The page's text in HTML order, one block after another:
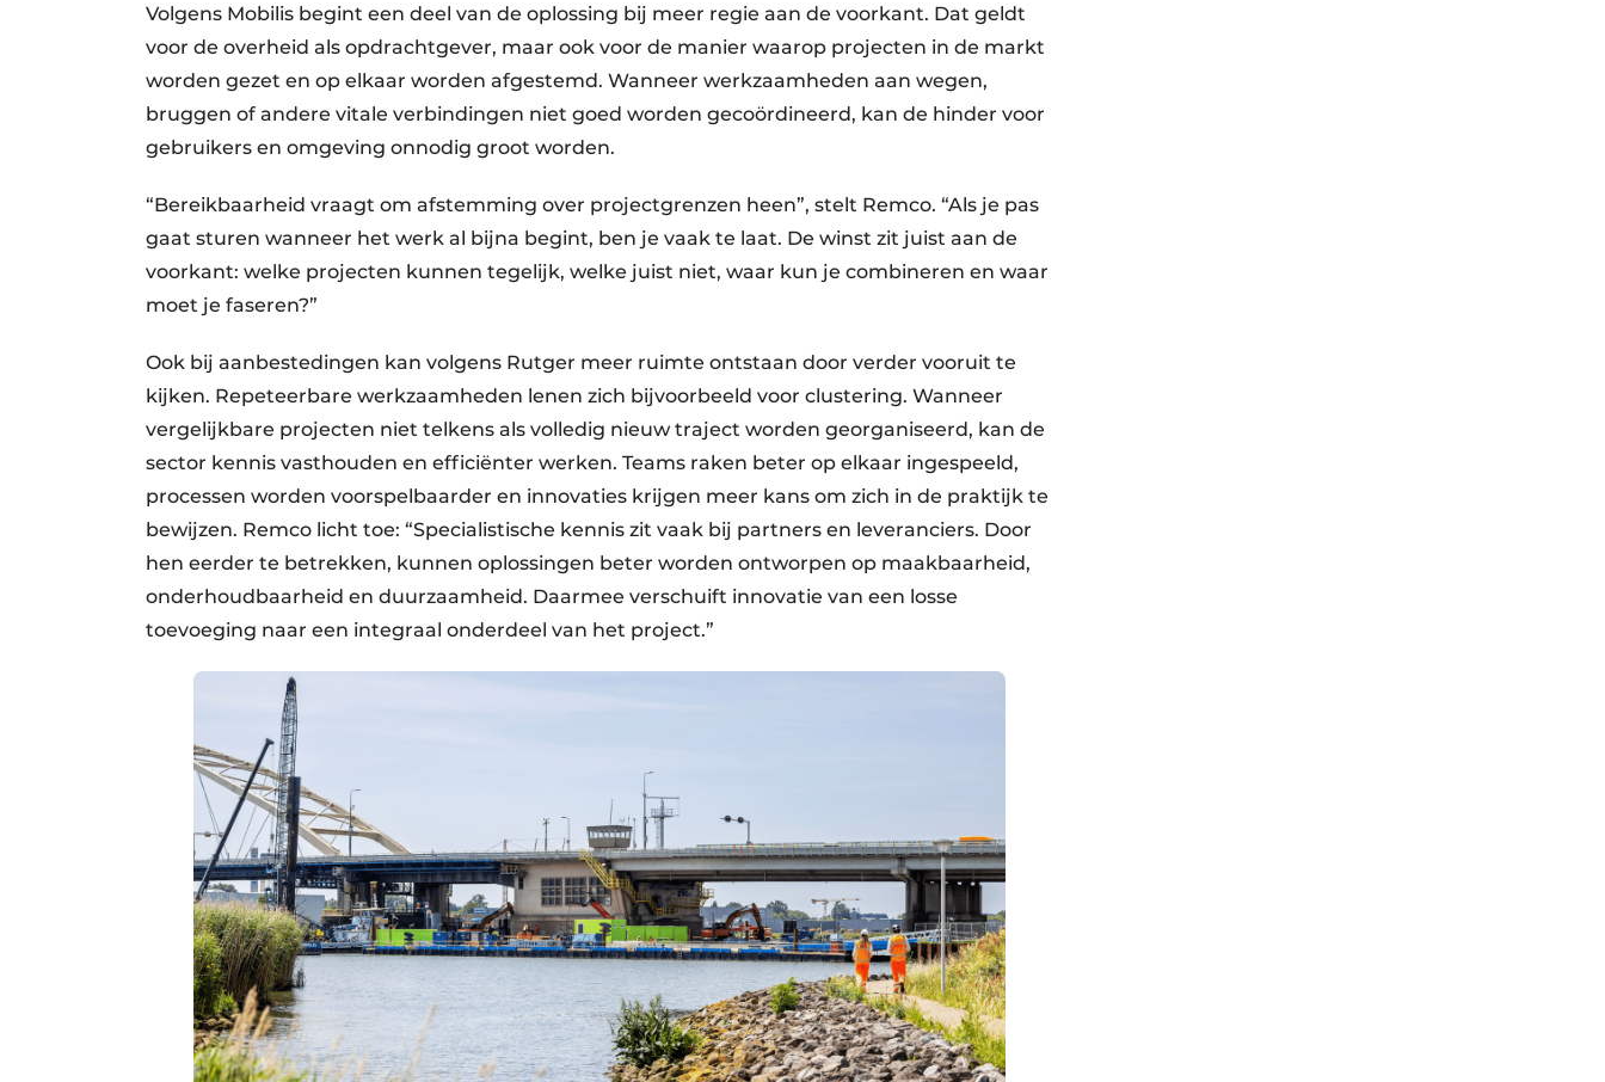
Volgens Mobilis begint een deel van de oplossing bij meer regie aan de voorkant. Dat geldt
voor de overheid als opdrachtgever, maar ook voor de manier waarop projecten in de markt
worden gezet en op elkaar worden afgestemd. Wanneer werkzaamheden aan wegen,
bruggen of andere vitale verbindingen niet goed worden gecoördineerd, kan de hinder voor
gebruikers en omgeving onnodig groot worden.
“Bereikbaarheid vraagt om afstemming over projectgrenzen heen”, stelt Remco. “Als je pas
gaat sturen wanneer het werk al bijna begint, ben je vaak te laat. De winst zit juist aan de
voorkant: welke projecten kunnen tegelijk, welke juist niet, waar kun je combineren en waar
moet je faseren?”
Ook bij aanbestedingen kan volgens Rutger meer ruimte ontstaan door verder vooruit te
kijken. Repeteerbare werkzaamheden lenen zich bijvoorbeeld voor clustering. Wanneer
vergelijkbare projecten niet telkens als volledig nieuw traject worden georganiseerd, kan de
sector kennis vasthouden en efficiënter werken. Teams raken beter op elkaar ingespeeld,
processen worden voorspelbaarder en innovaties krijgen meer kans om zich in de praktijk te
bewijzen. Remco licht toe: “Specialistische kennis zit vaak bij partners en leveranciers. Door
hen eerder te betrekken, kunnen oplossingen beter worden ontworpen op maakbaarheid,
onderhoudbaarheid en duurzaamheid. Daarmee verschuift innovatie van een losse
toevoeging naar een integraal onderdeel van het project.”